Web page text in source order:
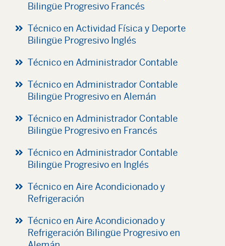
Bilingüe Progresivo Francés
Técnico en Actividad Física y Deporte
Bilingüe Progresivo Inglés
Técnico en Administrador Contable
Técnico en Administrador Contable
Bilingüe Progresivo en Alemán
Técnico en Administrador Contable
Bilingüe Progresivo en Francés
Técnico en Administrador Contable
Bilingüe Progresivo en Inglés
Técnico en Aire Acondicionado y
Refrigeración
Técnico en Aire Acondicionado y
Refrigeración Bilingüe Progresivo en